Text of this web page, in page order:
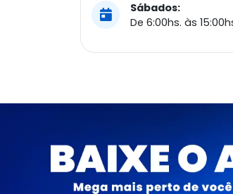
Sábados:
De 6:00hs. às